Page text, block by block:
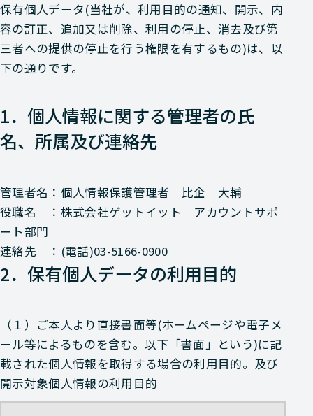
保有個人データ(当社が、利用目的の通知、開示、内
容の訂正、追加又は削除、利用の停止、消去及び第
三者への提供の停止を行う権限を有するもの)は、以
下の通りです。
1．個人情報に関する管理者の氏
名、所属及び連絡先
管理者名：個人情報保護管理者 比企 大輔
役職名 ：株式会社ゲットイット アカウントサポ
ート部門
連絡先 ：(電話)03-5166-0900
2．保有個人データの利用目的
（１）ご本人より直接書面等(ホームページや電子メ
ール等によるものを含む。以下「書面」という)に記
載された個人情報を取得する場合の利用目的。及び
開示対象個人情報の利用目的